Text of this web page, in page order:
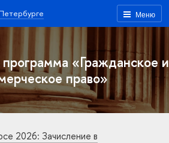
Меню
«Гражданское и
право»
2026: Зачисление в